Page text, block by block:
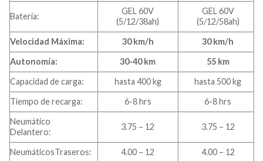
Batería:
GEL 60V
(5/12/38ah)
GEL 60V
(5/12/58ah)
Velocidad Máxima:
30 km/h
30 km/h
Autonomía:
30-40 km
55 km
Capacidad de carga:
hasta 400 kg
hasta 500 kg
Tiempo de recarga:
6-8 hrs
6-8 hrs
Neumático
Delantero:
3.75 – 12 3.75 – 12
NeumáticosTraseros: 4.00 – 12 4.00 – 12